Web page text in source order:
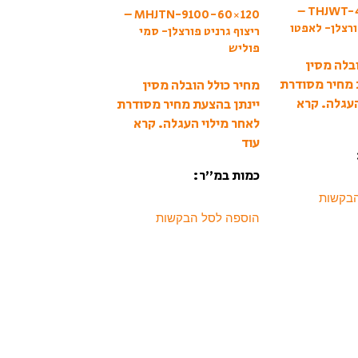
THJWT-4197-45×90 –
לאפטו
מסין
מחיר מסודרת
קרא
MHJTN-9100-60×120 –
ריצוף גרניט פורצלן- סמי
פוליש
מחיר כולל הובלה מסין
יינתן בהצעת מחיר מסודרת
לאחר מילוי העגלה. קרא
עוד
כמות במ”ר:
הוספה לסל הבקשות